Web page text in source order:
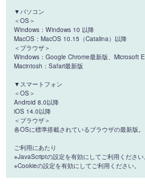
▼パソコン
＜OS＞
Windows：Windows 10 以降
MacOS：MacOS 10.15（Catalina）以降
＜ブラウザ＞
Windows：Google Chrome最新版、Microsoft
Macintosh：Safari最新版
▼スマートフォン
＜OS＞
Android 8.0以降
iOS 14.0以降
＜ブラウザ＞
各OSに標準搭載されているブラウザの最新版。
ご利用にあたり
※JavaScriptの設定を有効にしてご利用ください。
※Cookieの設定を有効にしてご利用ください。